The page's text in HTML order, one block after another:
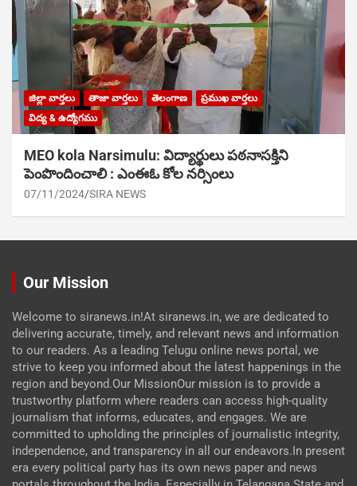
జిల్లా వార్తలు తాజా వార్తలు తెలంగాణ
ప్రముఖ వార్తలు
విద్య & ఉద్యోగము
MEO kola Narsimulu: విద్యార్థులు పఠ‌నాసక్తిని
పెంపొందించాలి : ఎంఈఓ కోల నర్సింలు
07/11/2024 SIRA NEWS
Our Mission
Welcome to siranews.in!At siranews.in, we are dedicated to
delivering accurate, timely, and relevant news and information
to our readers. As a leading Telugu online news portal, we
strive to keep you informed about the latest happenings in the
region and beyond.Our MissionOur mission is to provide a
trustworthy platform where readers can access high-quality
journalism that informs, educates, and engages. We are
committed to upholding the principles of journalistic integrity,
independence, and transparency in all our endeavors.In present
era every political party has its own news paper and news